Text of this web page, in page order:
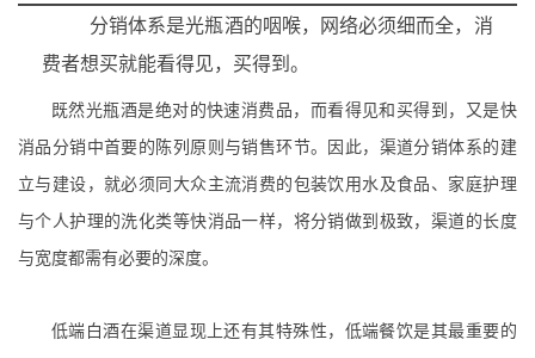
分销体系是光瓶酒的咽喉，网络必须细而全，消
费者想买就能看得见，买得到。
既然光瓶酒是绝对的快速消费品，而看得见和买得到，又是快
消品分销中首要的陈列原则与销售环节。因此，渠道分销体系的建
立与建设，就必须同大众主流消费的包装饮用水及食品、家庭护理
与个人护理的洗化类等快消品一样， 将分销做到极致，渠道的长度
与宽度都需有必要的深度。
低端白酒在渠道显现上还有其特殊性，低端餐饮是其最重要的